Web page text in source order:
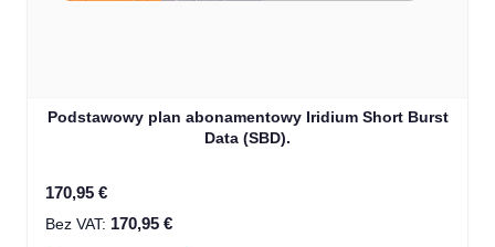
Podstawowy plan abonamentowy Iridium Short Burst
Data (SBD).
170,95 €
170,95 €